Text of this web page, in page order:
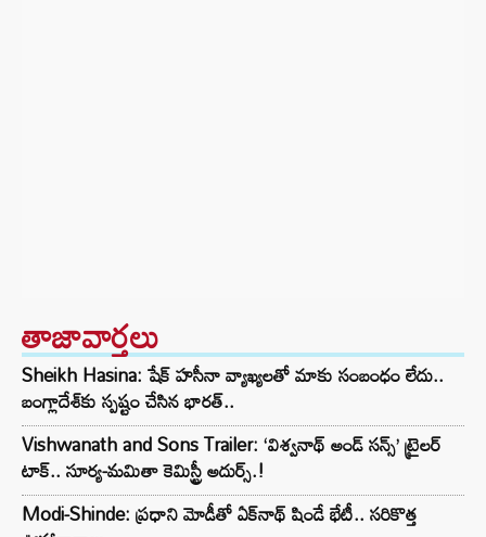
తాజావార్తలు
Sheikh Hasina: షేక్ హసీనా వ్యాఖ్యలతో మాకు సంబంధం లేదు..
బంగ్లాదేశ్‌కు స్పష్టం చేసిన భారత్..
Vishwanath and Sons Trailer: ‘విశ్వనాథ్ అండ్ సన్స్’ ట్రైలర్
టాక్.. సూర్య-మమితా కెమిస్ట్రీ అదుర్స్.!
Modi-Shinde: ప్రధాని మోడీతో ఏక్‌నాథ్ షిండే భేటీ.. సరికొత్త